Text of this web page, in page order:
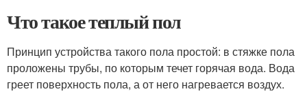
Что такое теплый пол
Принцип устройства такого пола простой: в стяжке пола
проложены трубы, по которым течет горячая вода. Вода
греет поверхность пола, а от него нагревается воздух.